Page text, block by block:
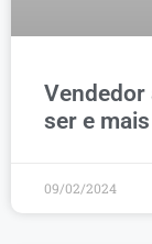
Vendedor
ser e mais
09/02/2024